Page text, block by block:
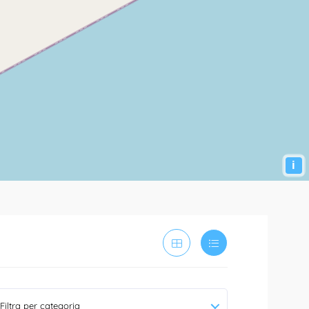
i
Filtra per categoria